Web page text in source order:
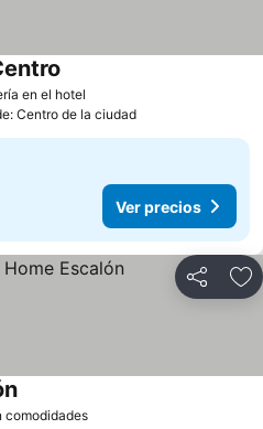
en el hotel
Centro de la ciudad
Ver precios
Compartir
comodidades